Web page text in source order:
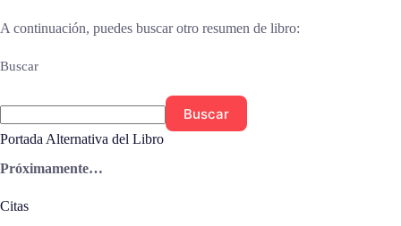
A continuación, puedes buscar otro resumen de libro:
Buscar
Buscar
Portada Alternativa del Libro
Próximamente…
Citas